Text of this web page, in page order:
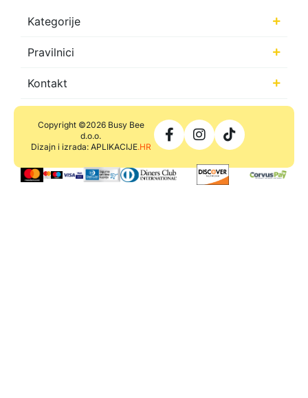
Kategorije
Pravilnici
Kontakt
Copyright ©2026 Busy Bee
d.o.o.
Dizajn i izrada: APLIKACIJE.HR